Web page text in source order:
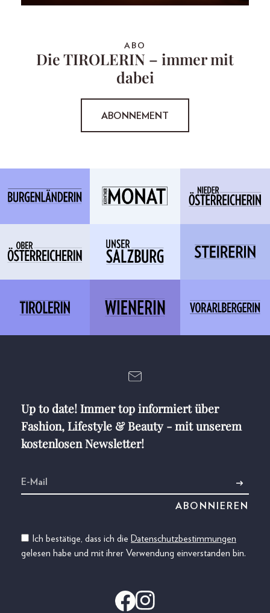
ABO
Die TIROLERIN – immer mit
dabei
ABONNEMENT
Up to date! Immer top informiert über
Fashion, Lifestyle & Beauty - mit unserem
kostenlosen Newsletter!
Ich bestätige, dass ich die Datenschutzbestimmungen
gelesen habe und mit ihrer Verwendung einverstanden bin.